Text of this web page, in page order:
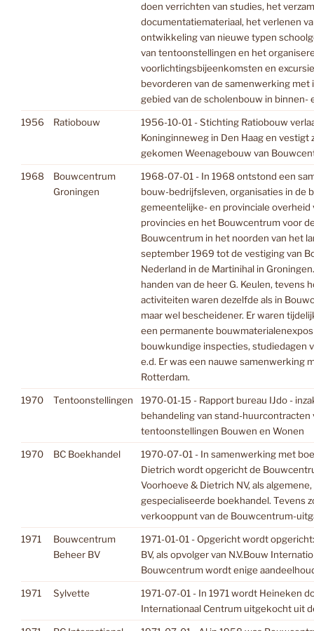
doen verrichten van studies, het
documentatiemateriaal, het verlenen
ontwikkeling van nieuwe typen
van tentoonstellingen en het
voorlichtingsbijeenkomsten en
bevorderen van de samenwerking met
gebied van de scholenbouw in binnen-
1956 Ratiobouw
1956-10-01 - Stichting Ratiobouw
Koninginneweg in Den Haag en vestigt
gekomen Weenagebouw van
1968
Bouwcentrum
Groningen
1968-07-01 - In 1968 ontstond een
bouw-bedrijfsleven, organisaties in de
gemeentelijke- en provinciale overheid
provincies en het Bouwcentrum voor
Bouwcentrum in het noorden van het
september 1969 tot de vestiging van
Nederland in de Martinihal in
handen van de heer G. Keulen, tevens
activiteiten waren dezelfde als in
maar wel bescheidener. Er waren
een permanente
bouwkundige inspecties, studiedagen
e.d. Er was een nauwe samenwerking
Rotterdam.
1970 Tentoonstellingen
1970-01-15 - Rapport bureau IJdo -
behandeling van stand-huurcontracten
tentoonstellingen Bouwen en Wonen
1970 BC Boekhandel
1970-07-01 - In samenwerking met
Dietrich wordt opgericht de
Voorhoeve & Dietrich NV, als
gespecialiseerde boekhandel. Tevens
verkooppunt van de Bouwcentrum-
1971
Bouwcentrum
Beheer BV
1971-01-01 - Opgericht wordt
BV, als opvolger van N.V.Bouw
Bouwcentrum wordt enige
1971 Sylvette
1971-07-01 - In 1971 wordt Heineken
Internationaal Centrum uitgekocht uit